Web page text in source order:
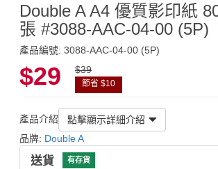
Double A A4 優質影印紙
張 #3088-AAC-04-00 (5P)
產品編號: 3088-AAC-04-00 (5P)
$29 $39
節省 $10
產品介紹
點擊顯示詳細介紹
品牌: Double A
送貨 有存貨